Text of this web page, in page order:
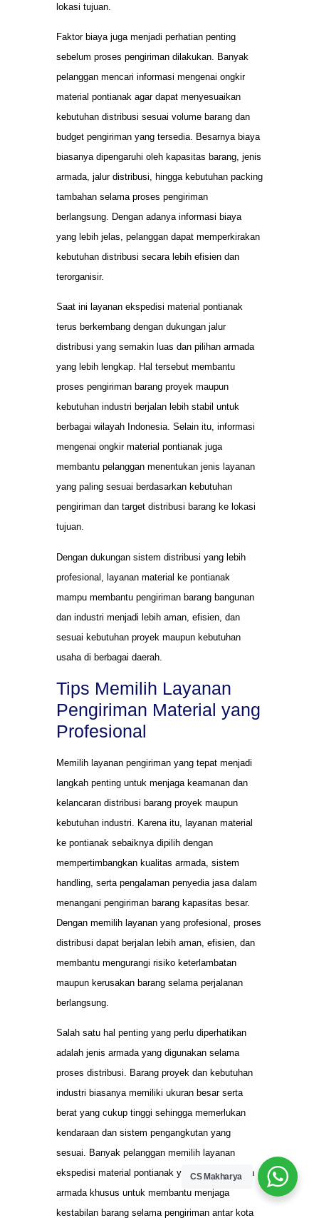
lokasi tujuan.
Faktor biaya juga menjadi perhatian penting
sebelum proses pengiriman dilakukan. Banyak
pelanggan mencari informasi mengenai ongkir
material pontianak agar dapat menyesuaikan
kebutuhan distribusi sesuai volume barang dan
budget pengiriman yang tersedia. Besarnya biaya
biasanya dipengaruhi oleh kapasitas barang, jenis
armada, jalur distribusi, hingga kebutuhan packing
tambahan selama proses pengiriman
berlangsung. Dengan adanya informasi biaya
yang lebih jelas, pelanggan dapat memperkirakan
kebutuhan distribusi secara lebih efisien dan
terorganisir.
Saat ini layanan ekspedisi material pontianak
terus berkembang dengan dukungan jalur
distribusi yang semakin luas dan pilihan armada
yang lebih lengkap. Hal tersebut membantu
proses pengiriman barang proyek maupun
kebutuhan industri berjalan lebih stabil untuk
berbagai wilayah Indonesia. Selain itu, informasi
mengenai ongkir material pontianak juga
membantu pelanggan menentukan jenis layanan
yang paling sesuai berdasarkan kebutuhan
pengiriman dan target distribusi barang ke lokasi
tujuan.
Dengan dukungan sistem distribusi yang lebih
profesional, layanan material ke pontianak
mampu membantu pengiriman barang bangunan
dan industri menjadi lebih aman, efisien, dan
sesuai kebutuhan proyek maupun kebutuhan
usaha di berbagai daerah.
Tips Memilih Layanan
Pengiriman Material yang
Profesional
Memilih layanan pengiriman yang tepat menjadi
langkah penting untuk menjaga keamanan dan
kelancaran distribusi barang proyek maupun
kebutuhan industri. Karena itu, layanan material
ke pontianak sebaiknya dipilih dengan
mempertimbangkan kualitas armada, sistem
handling, serta pengalaman penyedia jasa dalam
menangani pengiriman barang kapasitas besar.
Dengan memilih layanan yang profesional, proses
distribusi dapat berjalan lebih aman, efisien, dan
membantu mengurangi risiko keterlambatan
maupun kerusakan barang selama perjalanan
berlangsung.
Salah satu hal penting yang perlu diperhatikan
adalah jenis armada yang digunakan selama
proses distribusi. Barang proyek dan kebutuhan
industri biasanya memiliki ukuran besar serta
berat yang cukup tinggi sehingga memerlukan
kendaraan dan sistem pengangkutan yang
sesuai. Banyak pelanggan memilih layanan
ekspedisi material pontianak yang menyediakan
armada khusus untuk membantu menjaga
kestabilan barang selama pengiriman antar kota
CS Makharya